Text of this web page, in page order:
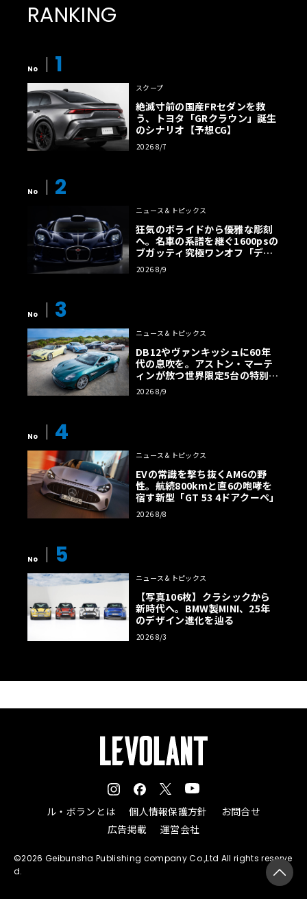
RANKING
No 1
スクープ
絶滅寸前の国産FRセダンを救
う、トヨタ「GRクラウン」誕生
のシナリオ【予想CG】
2026 8/7
No 2
ニュース＆トピックス
狂気のボライドから優雅な彫刻
へ。名車の系譜を継ぐ1600psの
ブガッティ究極ワンオフ「デス
トリエ」
2026 8/9
No 3
ニュース＆トピックス
DB12やヴァンキッシュに60年
代の息吹を。アストン・マーテ
ィンが放つ世界限定5台の特別コ
レクション
2026 8/9
No 4
ニュース＆トピックス
EVの常識を撃ち抜くAMGの野
性。航続800kmと直6の咆哮を
宿す新型「GT 53 4ドアクーペ」
2026 8/8
No 5
ニュース＆トピックス
【写真106枚】クラシックから
新時代へ。BMW製MINI、25年
のデザイン進化を辿る
2026 8/3
ル・ボランとは 個人情報保護方針
お問合せ
広告掲載
運営会社
©2026 Geibunsha Publishing company Co.,Ltd All rights reserve
d.